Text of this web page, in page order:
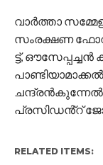
വാർത്താ
സംരക്ഷണ
ട്ട്, ഔസേപ്പച്ചൻ
പ്രസിഡൻ്റ്
RELATED ITEMS: